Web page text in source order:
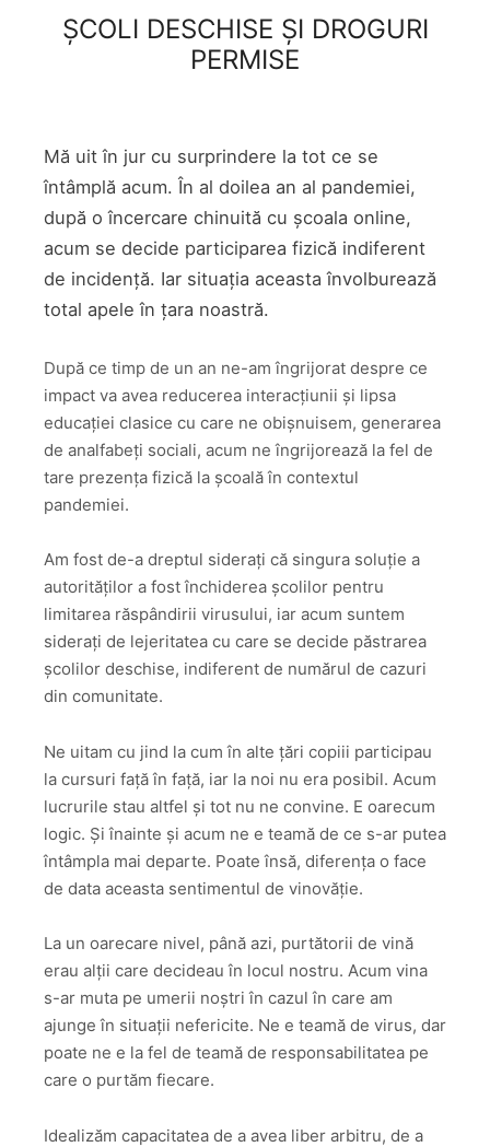
ȘCOLI DESCHISE ȘI DROGURI
PERMISE
Mă uit în jur cu surprindere la tot ce se
întâmplă acum. În al doilea an al pandemiei,
după o încercare chinuită cu școala online,
acum se decide participarea fizică indiferent
de incidență. Iar situația aceasta învolburează
total apele în țara noastră.
După ce timp de un an ne-am îngrijorat despre ce
impact va avea reducerea interacțiunii și lipsa
educației clasice cu care ne obișnuisem, generarea
de analfabeți sociali, acum ne îngrijorează la fel de
tare prezența fizică la școală în contextul
pandemiei.
Am fost de-a dreptul siderați că singura soluție a
autorităților a fost închiderea școlilor pentru
limitarea răspândirii virusului, iar acum suntem
siderați de lejeritatea cu care se decide păstrarea
școlilor deschise, indiferent de numărul de cazuri
din comunitate.
Ne uitam cu jind la cum în alte țări copiii participau
la cursuri față în față, iar la noi nu era posibil. Acum
lucrurile stau altfel și tot nu ne convine. E oarecum
logic. Și înainte și acum ne e teamă de ce s-ar putea
întâmpla mai departe. Poate însă, diferența o face
de data aceasta sentimentul de vinovăție.
La un oarecare nivel, până azi, purtătorii de vină
erau alții care decideau în locul nostru. Acum vina
s-ar muta pe umerii noștri în cazul în care am
ajunge în situații nefericite. Ne e teamă de virus, dar
poate ne e la fel de teamă de responsabilitatea pe
care o purtăm fiecare.
Idealizăm capacitatea de a avea liber arbitru, de a